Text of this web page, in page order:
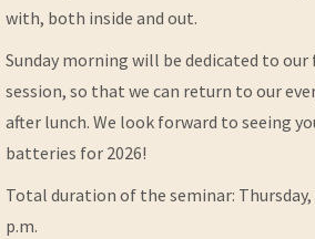
with, both inside and out.
Sunday morning will be dedicated to
session, so that we can return to our
after lunch. We look forward to seeing
batteries for 2026!
Total duration of the seminar: Thursday,
p.m.